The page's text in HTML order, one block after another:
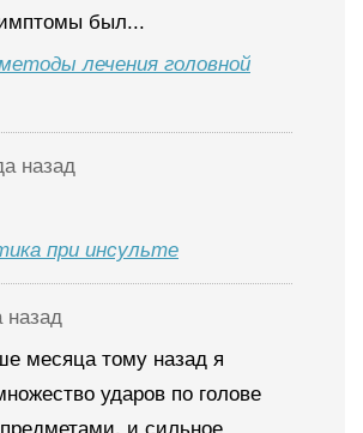
был...
лечения головной
назад
при инсульте
назад
месяца тому назад я
ударов по голове
и сильное